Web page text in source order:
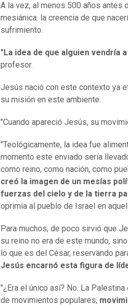
A la vez, al menos 500 años antes
mesiánica: la creencia de que
sufrimiento.
"La idea de que alguien vendría
profesor.
Jesús nació con este contexto ya
su misión en este ambiente.
"Cuando apareció Jesús, su
"Teológicamente, la idea fue
momento este enviado sería
como reino, como nación, como
creó la imagen de un mesías
fuerzas del cielo y de la tierra
oprimía al pueblo de Israel en
Para muchos, de poco sirvió que
su reino no era de este mundo,
lo que es del César, reservando
Jesús encarnó esta figura de
"¿Era el único así? No. La
de movimientos populares,